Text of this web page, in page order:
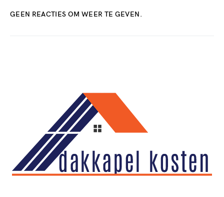
GEEN REACTIES OM WEER TE GEVEN.